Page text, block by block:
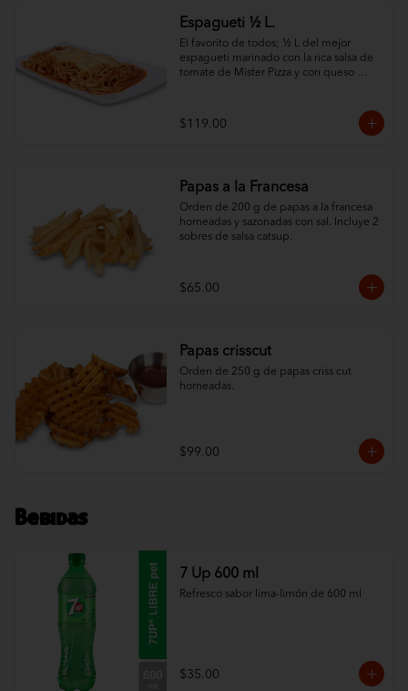
Espagueti ½ L.
El favorito de todos; ½ L del mejor
espagueti marinado con la rica salsa de
tomate de Mister Pizza y con queso
$119.00
Papas a la Francesa
Orden de 200 g de papas a la francesa
horneadas y sazonadas con sal. Incluye 2
sobres de salsa catsup.
$65.00
Papas crisscut
Orden de 250 g de papas criss cut
horneadas.
$99.00
Bebidas
7 Up 600 ml
Refresco sabor lima-limón de 600 ml
$35.00